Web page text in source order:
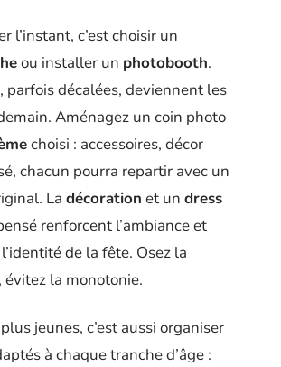
l’instant, c’est choisir un
ou installer un photobooth.
parfois décalées, deviennent les
Aménagez un coin photo
choisi : accessoires, décor
chacun pourra repartir avec un
La décoration et un dress
renforcent l’ambiance et
de la fête. Osez la
la monotonie.
jeunes, c’est aussi organiser
à chaque tranche d’âge :